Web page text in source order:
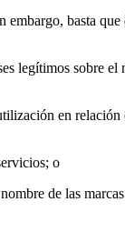
basta que
legítimos sobre
en
o
de las